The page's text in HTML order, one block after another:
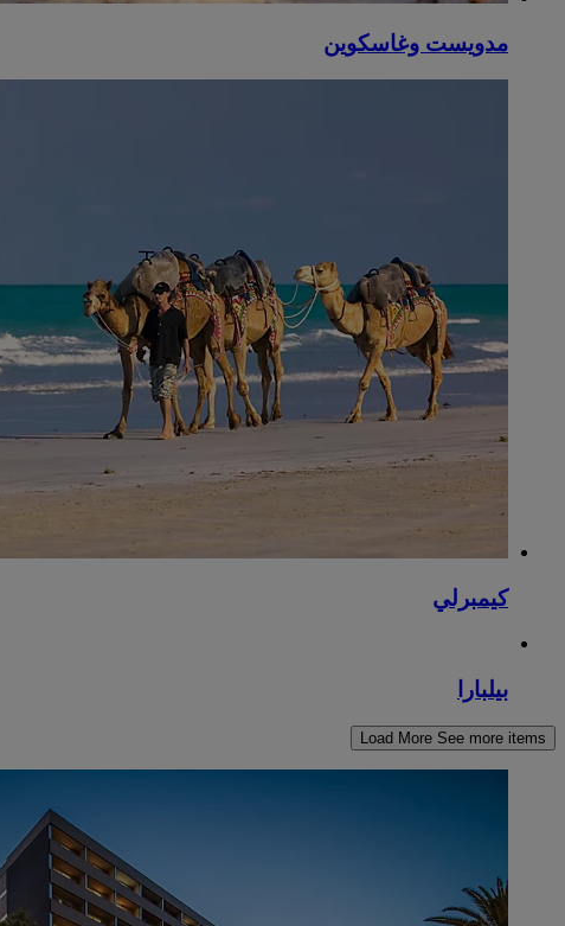
مدويست وغاسكوين
كيمبرلي
بيلبارا
Load More See more items